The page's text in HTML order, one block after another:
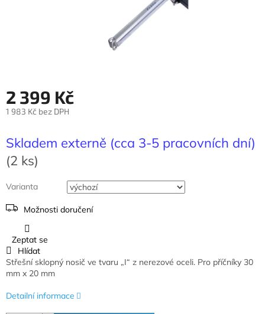
2 399 Kč
1 983 Kč bez DPH
cena:
Skladem externě (cca 3-5 pracovních dní)
(2 ks)
Varianta
Možnosti doručení
Střešní sklopný nosič ve tvaru „I“ z nerezové oceli. Pro příčníky 30
mm x 20 mm
Detailní informace
Zeptat se
Hlídat